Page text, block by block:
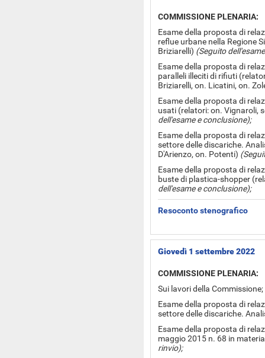
COMMISSIONE PLENARIA:
Esame della proposta di
reflue urbane nella Regione
Briziarelli) (Seguito
Esame della proposta di
paralleli illeciti di rifiuti
Briziarelli, on. Licatini, on.
Esame della proposta di
usati (relatori: on. Vignaroli,
dell'esame e conclusione);
Esame della proposta di
settore delle discariche.
D'Arienzo, on. Potenti)
Esame della proposta di
buste di plastica-shopper
dell'esame e conclusione);
Resoconto stenografico
Giovedì 1 settembre 2022
COMMISSIONE PLENARIA:
Sui lavori della Commissione;
Esame della proposta di
settore delle discariche.
Esame della proposta di
maggio 2015 n. 68 in
rinvio);